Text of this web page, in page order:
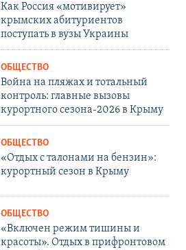
Как Россия «мотивирует»
крымских абитуриентов
поступать в вузы Украины
ОБЩЕСТВО
Война на пляжах и тотальный
контроль: главные вызовы
курортного сезона-2026 в Крыму
ОБЩЕСТВО
«Отдых с талонами на бензин»:
курортный сезон в Крыму
ОБЩЕСТВО
«Включен режим тишины и
красоты». Отдых в прифронтовом